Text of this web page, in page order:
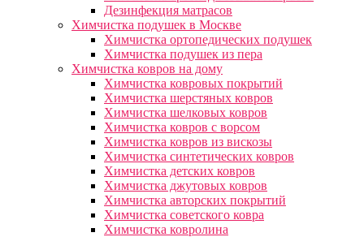
Дезинфекция матрасов
Химчистка подушек в Москве
Химчистка ортопедических подушек
Химчистка подушек из пера
Химчистка ковров на дому
Химчистка ковровых покрытий
Химчистка шерстяных ковров
Химчистка шелковых ковров
Химчистка ковров с ворсом
Химчистка ковров из вискозы
Химчистка синтетических ковров
Химчистка детских ковров
Химчистка джутовых ковров
Химчистка авторских покрытий
Химчистка советского ковра
Химчистка ковролина